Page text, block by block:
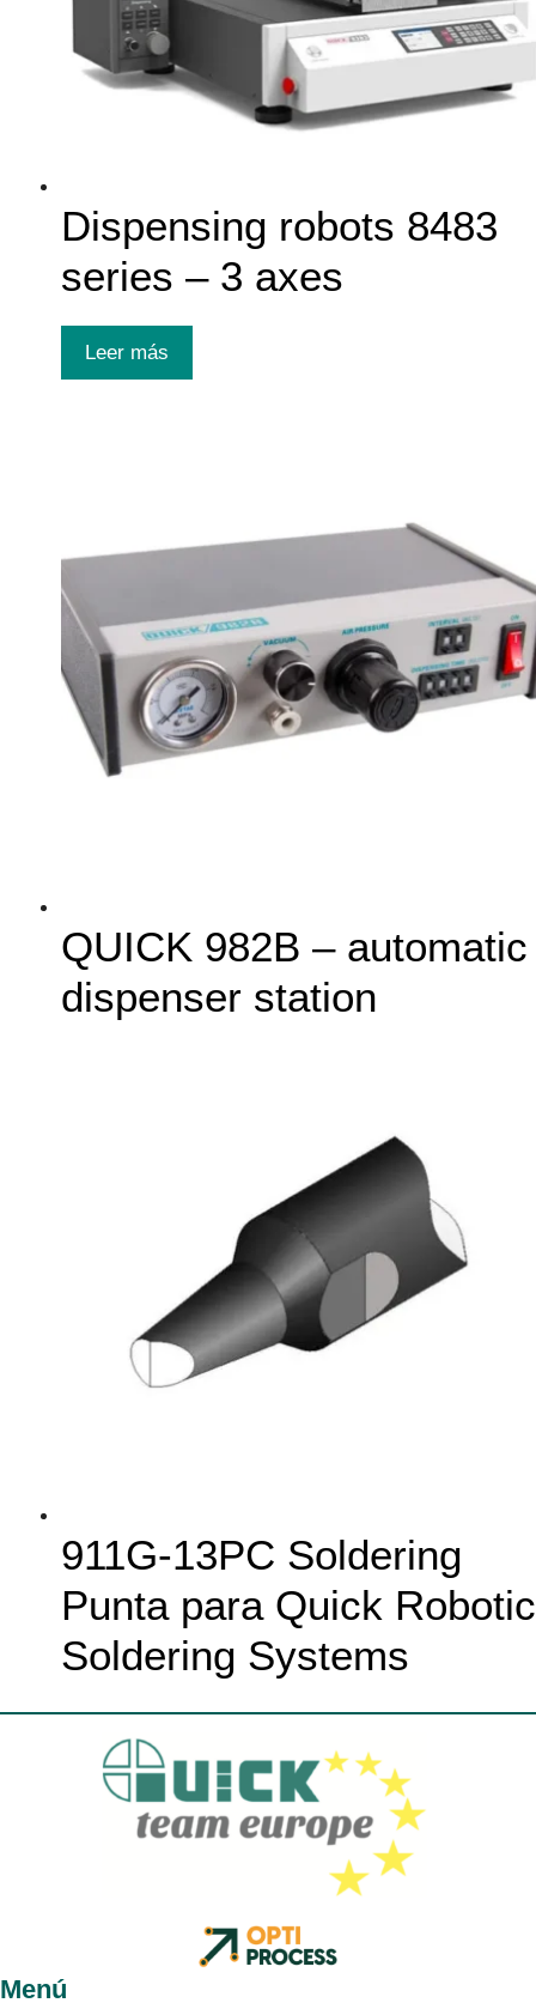
Dispensing robots 8483
series – 3 axes
Leer más
QUICK 982B – automatic
dispenser station
911G-13PC Soldering
Punta para Quick Robotic
Soldering Systems
Menú